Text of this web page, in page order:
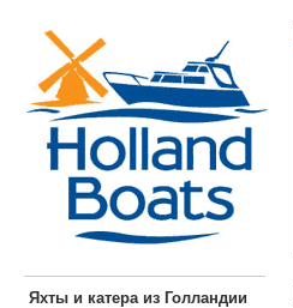
Яхты и катера из Голландии